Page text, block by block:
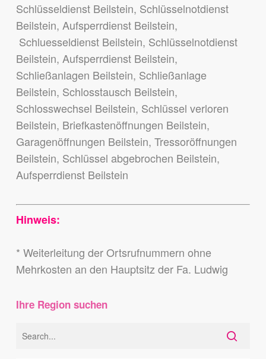
Schlüsseldienst Beilstein, Schlüsselnotdienst
Beilstein, Aufsperrdienst Beilstein,
Schluesseldienst Beilstein, Schlüsselnotdienst
Beilstein, Aufsperrdienst Beilstein,
Schließanlagen Beilstein, Schließanlage
Beilstein, Schlosstausch Beilstein,
Schlosswechsel Beilstein, Schlüssel verloren
Beilstein, Briefkastenöffnungen Beilstein,
Garagenöffnungen Beilstein, Tressoröffnungen
Beilstein, Schlüssel abgebrochen Beilstein,
Aufsperrdienst Beilstein
Hinweis:
* Weiterleitung der Ortsrufnummern ohne
Mehrkosten an den Hauptsitz der Fa. Ludwig
Ihre Region suchen